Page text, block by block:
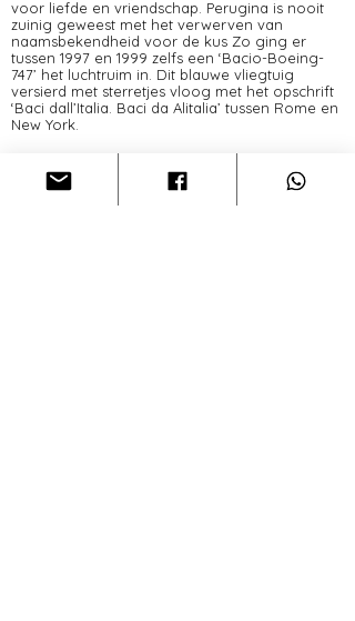
voor liefde en vriendschap. Perugina is nooit
zuinig geweest met het verwerven van
naamsbekendheid voor de kus Zo ging er
tussen 1997 en 1999 zelfs een ‘Bacio-Boeing-
747’ het luchtruim in. Dit blauwe vliegtuig
versierd met sterretjes vloog met het opschrift
‘Baci dall’Italia. Baci da Alitalia’ tussen Rome en
New York.